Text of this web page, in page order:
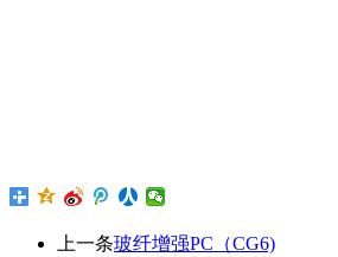
上一条玻纤增强PC（CG6)